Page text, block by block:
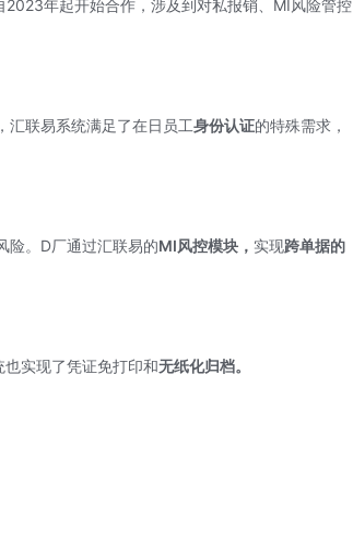
年起开始合作，涉及到对私报销、MI风险管控
汇联易系统满足了在日员工身份认证的特殊需求，
险。D厂通过汇联易的MI风控模块， 实现跨单据的
实现了凭证免打印和无纸化归档。